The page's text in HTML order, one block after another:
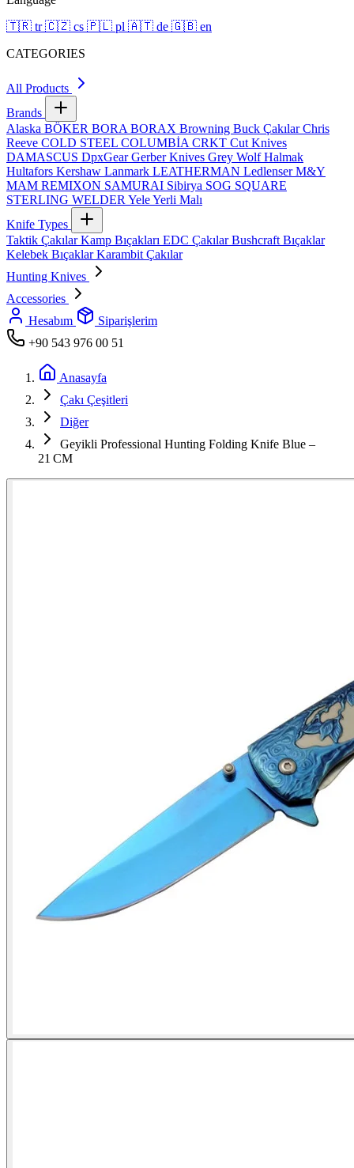
🇹🇷 tr 🇨🇿 cs 🇵🇱 pl 🇦🇹 de 🇬🇧 en
CATEGORIES
All Products
Brands
Alaska BÖKER BORA BORAX Browning Buck ÇakılarChris
Reeve COLD STEEL COLUMBİA CRKT Cut Knives
DAMASCUS DpxGearGerber Knives Grey WolfHalmak
Hultafors Kershaw Lanmark LEATHERMAN LedlenserM&Y
MAM REMIXON SAMURAI Sibirya SOG SQUARE
STERLING WELDER YeleYerli Malı
Knife Types
Taktik ÇakılarKamp Bıçakları EDC ÇakılarBushcraft Bıçaklar
Kelebek BıçaklarKarambit Çakılar
Hunting Knives
Accessories
Hesabım
Siparişlerim
+90 543 976 00 51
Anasayfa
Çakı Çeşitleri
Diğer
Geyikli Professional Hunting Folding Knife Blue –
21 CM